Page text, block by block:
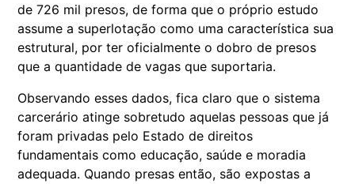
de 726 mil presos, de forma que o próprio estudo
assume a superlotação como uma característica sua
estrutural, por ter oficialmente o dobro de presos
que a quantidade de vagas que suportaria.
Observando esses dados, fica claro que o sistema
carcerário atinge sobretudo aquelas pessoas que já
foram privadas pelo Estado de direitos
fundamentais como educação, saúde e moradia
adequada. Quando presas então, são expostas a